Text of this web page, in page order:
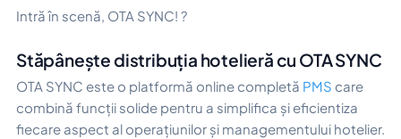
Intră în scenă, OTA SYNC! ?
Stăpânește distribuția hotelieră cu OTA SYNC
OTA SYNC este o platformă online completă PMS care
combină funcții solide pentru a simplifica și eficientiza
fiecare aspect al operațiunilor și managementului hotelier.